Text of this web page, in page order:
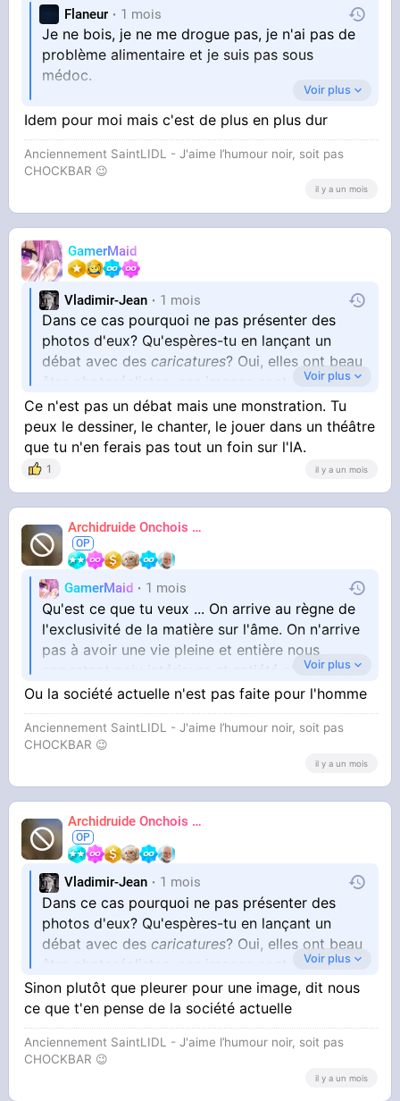
Flaneur 1 mois
Je ne bois, je ne me drogue pas, je n'ai pas de
problème alimentaire et je suis pas sous
médoc.
Je suis en pleine forme
Et non ! Depuis que je bosse de nuit, je suis
totalement brisé, je comprends les gens qui
sombrent dans ça, c'est pas facile de tenir
mais il faut avancer et rester optimiste malgré
tout 😉
Voir plus
Idem pour moi mais c'est de plus en plus dur
Anciennement SaintLIDL - J'aime l’humour noir, soit pas
CHOCKBAR 😉️
il y a un mois
GamerMaid
Vladimir-Jean 1 mois
Dans ce cas pourquoi ne pas présenter des
photos d'eux? Qu'espères-tu en lançant un
débat avec des caricatures? Oui, elles ont beau
être photoréalistes, ces images sont des
caricatures.
Voir plus
Ce n'est pas un débat mais une monstration. Tu
peux le dessiner, le chanter, le jouer dans un théâtre
que tu n'en ferais pas tout un foin sur l'IA.
1 il y a un mois
Archidruide Onchois
🍀️🌩️🐻️
GamerMaid 1 mois
Qu'est ce que tu veux ... On arrive au règne de
l'exclusivité de la matière sur l'âme. On n'arrive
pas à avoir une vie pleine et entière nous
apportant paix intérieure et satiété alors on se
came la tête pour se doper, pour oublier, pour
se sentir vivant. Et nos âmes se vident. Et on
oublie comment la remplir. Et on oublie qu'on
en a une.
Voir plus
Ou la société actuelle n'est pas faite pour l'homme
Anciennement SaintLIDL - J'aime l’humour noir, soit pas
CHOCKBAR 😉️
il y a un mois
Archidruide Onchois
🍀️🌩️🐻️
Vladimir-Jean 1 mois
Dans ce cas pourquoi ne pas présenter des
photos d'eux? Qu'espères-tu en lançant un
débat avec des caricatures? Oui, elles ont beau
être photoréalistes, ces images sont des
caricatures.
Voir plus
Sinon plutôt que pleurer pour une image, dit nous
ce que t'en pense de la société actuelle
Anciennement SaintLIDL - J'aime l’humour noir, soit pas
CHOCKBAR 😉️
il y a un mois